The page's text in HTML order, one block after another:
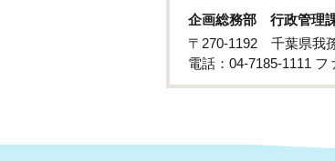
企画総務部 行政管理
〒270-1192 千葉県我
電話：04-7185-1111 フ